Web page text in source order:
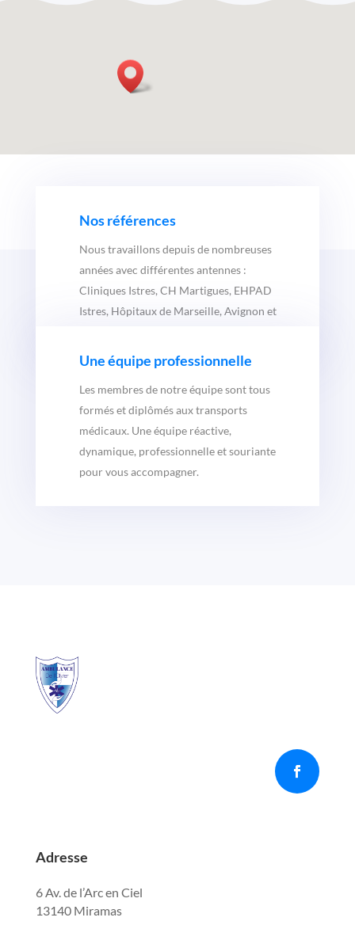
Nos références
Nous travaillons depuis de nombreuses
années avec différentes antennes :
Cliniques Istres, CH Martigues, EHPAD
Istres, Hôpitaux de Marseille, Avignon et
Une équipe professionnelle
Les membres de notre équipe sont tous
formés et diplômés aux transports
médicaux. Une équipe réactive,
dynamique, professionnelle et souriante
pour vous accompagner.
Adresse
6 Av. de l’Arc en Ciel
13140 Miramas